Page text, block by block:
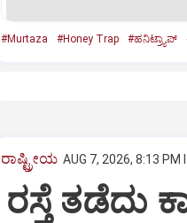
#Murtaza #Honey Trap #ಹನಿಟ್ರ್ಯಾಪ್‌
ರಾಷ್ಟ್ರೀಯ AUG 7, 2026, 8:13 PM
ರಸ್ತೆ ತಡೆದು